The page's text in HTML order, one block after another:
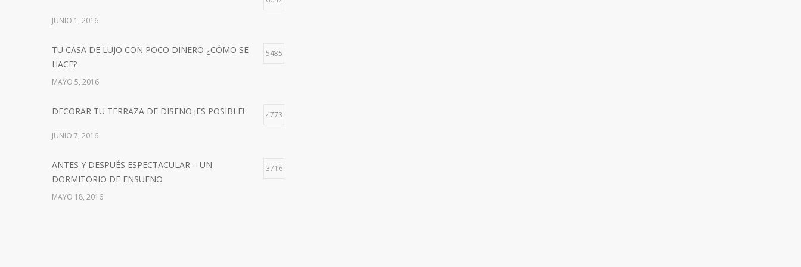
JUNIO 1, 2016
TU CASA DE LUJO CON POCO DINERO ¿CÓMO SE
HACE?
5485
MAYO 5, 2016
DECORAR TU TERRAZA DE DISEÑO ¡ES POSIBLE! 4773
JUNIO 7, 2016
ANTES Y DESPUÉS ESPECTACULAR – UN
DORMITORIO DE ENSUEÑO
3716
MAYO 18, 2016